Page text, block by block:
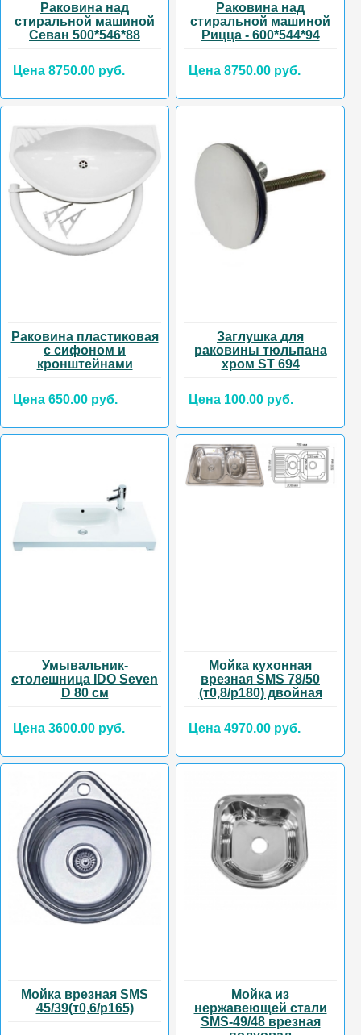
Раковина над
стиральной машиной
Севан 500*546*88
Цена 8750.00 руб.
Раковина над
стиральной машиной
Рицца - 600*544*94
Цена 8750.00 руб.
Раковина пластиковая
с сифоном и
кронштейнами
Цена 650.00 руб.
Заглушка для
раковины тюльпана
хром ST 694
Цена 100.00 руб.
Умывальник-
столешница IDO Seven
D 80 см
Цена 3600.00 руб.
Мойка кухонная
врезная SMS 78/50
(т0,8/р180) двойная
Цена 4970.00 руб.
Мойка врезная SMS
45/39(т0,6/р165)
Мойка из
нержавеющей стали
SMS-49/48 врезная